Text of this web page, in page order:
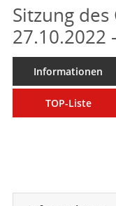
Sitzung
27.10.2022
Informationen
TOP-Liste